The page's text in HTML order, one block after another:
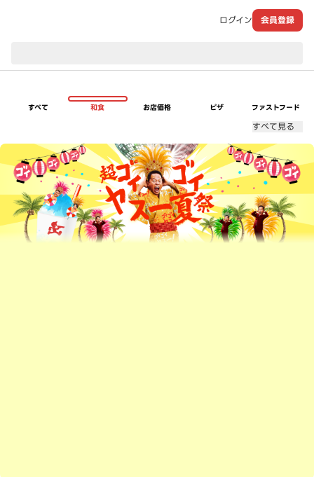
ログイン 会員登録
すべて 和食 お店価格 ピザ ファストフード
すべて見る
超ゴイゴイヤスー夏祭